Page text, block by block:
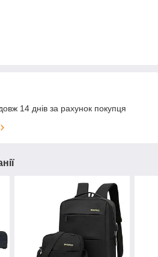
14 днів за рахунок покупця